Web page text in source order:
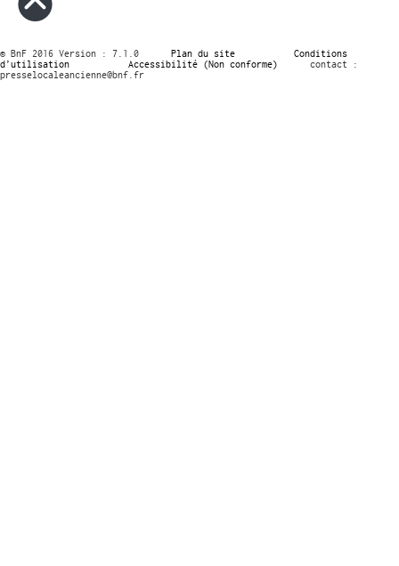
© BnF 2016 Version : 7.1.0 Plan du site
Conditions
d’utilisation
Accessibilité (Non conforme)
contact :
presselocaleancienne@bnf.fr